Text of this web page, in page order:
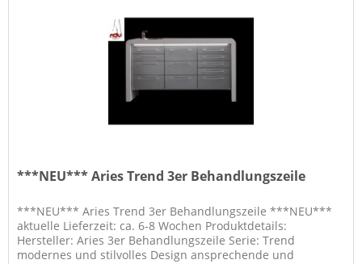
***NEU*** Aries Trend 3er Behandlungszeile
***NEU*** Aries Trend 3er Behandlungszeile ***NEU***
aktuelle Lieferzeit: ca. 6-8 Wochen Produktdetails:
Hersteller: Aries 3er Behandlungszeile Serie: Trend
modernes und stilvolles Design ansprechende und